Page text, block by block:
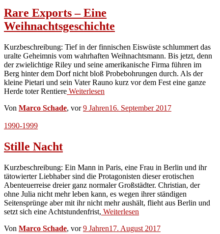
Rare Exports – Eine
Weihnachtsgeschichte
Kurzbeschreibung: Tief in der finnischen Eiswüste schlummert das
uralte Geheimnis vom wahrhaften Weihnachtsmann. Bis jetzt, denn
der zwielichtige Riley und seine amerikanische Firma führen im
Berg hinter dem Dorf nicht bloß Probebohrungen durch. Als der
kleine Pietari und sein Vater Rauno kurz vor dem Fest eine ganze
Herde toter Rentiere Weiterlesen
Von Marco Schade, vor9 Jahren16. September 2017
1990-1999
Stille Nacht
Kurzbeschreibung: Ein Mann in Paris, eine Frau in Berlin und ihr
tätowierter Liebhaber sind die Protagonisten dieser erotischen
Abenteuerreise dreier ganz normaler Großstädter. Christian, der
ohne Julia nicht mehr leben kann, es wegen ihrer ständigen
Seitensprünge aber mit ihr nicht mehr aushält, flieht aus Berlin und
setzt sich eine Achtstundenfrist, Weiterlesen
Von Marco Schade, vor9 Jahren17. August 2017